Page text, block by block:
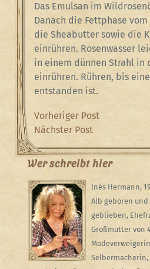
Das Emulsan im
Danach die Fettphase
die Sheabutter sowie die
einrühren. Rosenwasser
in einem dünnen Strahl in
einrühren. Rühren, bis
entstanden ist.
Beitragsnavigation
Previous
Post
Vorheriger Post
Next
Post
Nächster Post
Wer schreibt hier
Inés Hermann,
Alb geboren
geblieben,
Großmutter von